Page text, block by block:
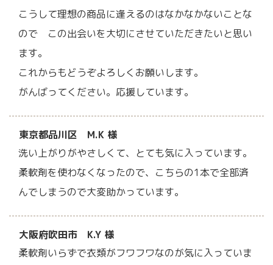
こうして理想の商品に逢えるのはなかなかないことな
ので この出会いを大切にさせていただきたいと思い
ます。
これからもどうぞよろしくお願いします。
がんばってください。応援しています。
東京都品川区 M.K 様
洗い上がりがやさしくて、とても気に入っています。
柔軟剤を使わなくなったので、こちらの1本で全部済
んでしまうので大変助かっています。
大阪府吹田市 K.Y 様
柔軟剤いらずで衣類がフワフワなのが気に入っていま